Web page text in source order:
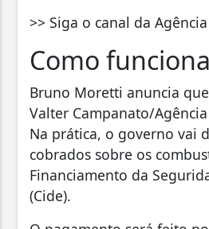
>> Siga o canal da
Como funciona
Bruno Moretti anuncia
Valter Campanato/
Na prática, o governo vai
cobrados sobre os
Financiamento da
(Cide).